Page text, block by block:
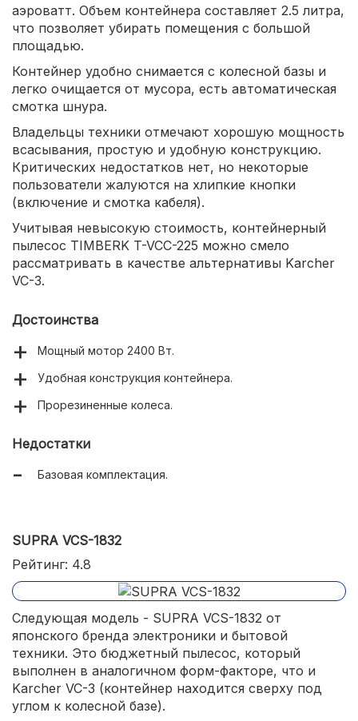
аэроватт. Объем контейнера составляет 2.5 литра,
что позволяет убирать помещения с большой
площадью.
Контейнер удобно снимается с колесной базы и
легко очищается от мусора, есть автоматическая
смотка шнура.
Владельцы техники отмечают хорошую мощность
всасывания, простую и удобную конструкцию.
Критических недостатков нет, но некоторые
пользователи жалуются на хлипкие кнопки
(включение и смотка кабеля).
Учитывая невысокую стоимость, контейнерный
пылесос TIMBERK T-VCC-225 можно смело
рассматривать в качестве альтернативы Karcher
VC-3.
Достоинства
Мощный мотор 2400 Вт.
Удобная конструкция контейнера.
Прорезиненные колеса.
Недостатки
Базовая комплектация.
SUPRA VCS-1832
Рейтинг: 4.8
Следующая модель - SUPRA VCS-1832 от
японского бренда электроники и бытовой
техники. Это бюджетный пылесос, который
выполнен в аналогичном форм-факторе, что и
Karcher VC-3 (контейнер находится сверху под
углом к колесной базе).